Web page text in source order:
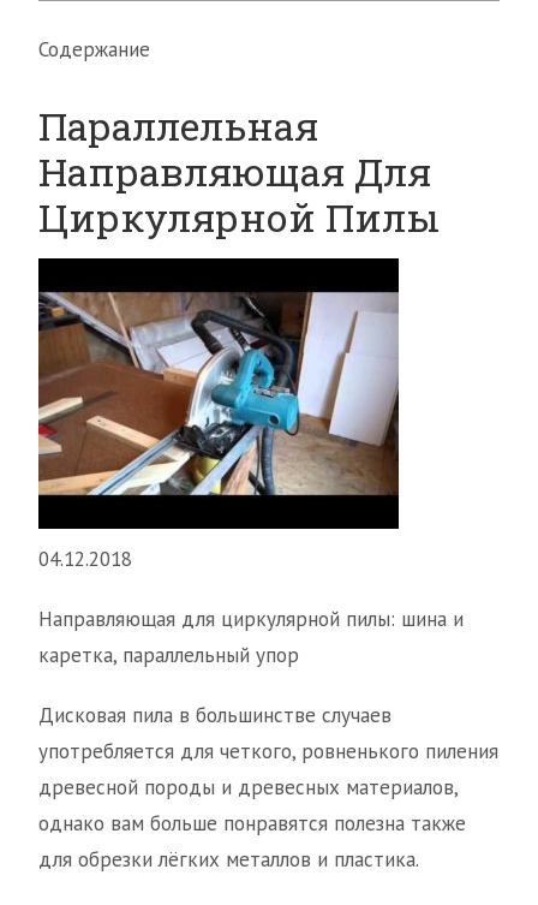
Содержание
Параллельная
Направляющая Для
Циркулярной Пилы
04.12.2018
Направляющая для циркулярной пилы: шина и
каретка, параллельный упор
Дисковая пила в большинстве случаев
употребляется для четкого, ровненького пиления
древесной породы и древесных материалов,
однако вам больше понравятся полезна также
для обрезки лёгких металлов и пластика.